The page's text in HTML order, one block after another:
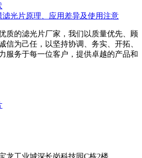
光片原理、应用差异及使用注意
质的滤光片厂家，我们以质量优先、顾
信为己任，以坚持协调、务实、开拓、
服务于每一位客户，提供卓越的产品和
龙工业城深长岗科技园C栋2楼